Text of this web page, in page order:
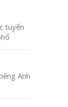
tuyến
Anh